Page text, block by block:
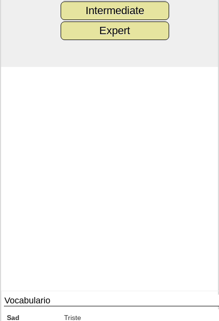
Intermediate
Expert
Vocabulario
Sad Triste